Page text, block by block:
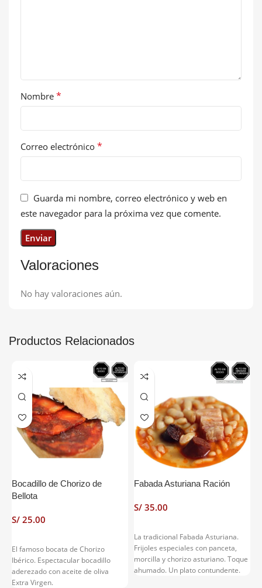
Valoraciones
No hay valoraciones aún.
Nombre *
Correo electrónico *
Guarda mi nombre, correo electrónico y web en
este navegador para la próxima vez que comente.
Productos Relacionados
Bocadillo de Chorizo de
Bellota
S/
El famoso bocata de Chorizo
Ibérico. Espectacular bocadillo
aderezado con aceite de oliva
Extra Virgen.
Fabada Asturiana Ración
S/
La tradicional Fabada Asturiana.
Frijoles especiales con panceta,
morcilla y chorizo asturiano. Toque
ahumado. Un plato contundente.